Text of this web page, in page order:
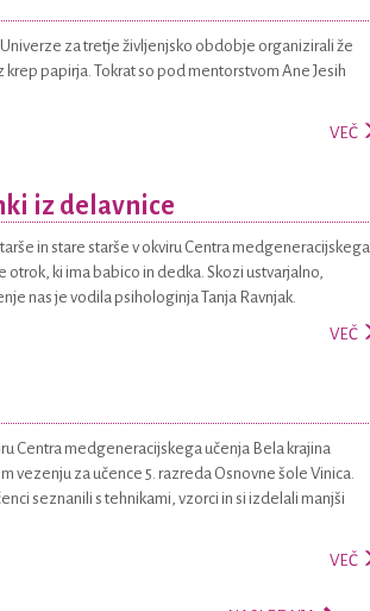
Univerze za tretje življenjsko obdobje organizirali že
papirja. Tokrat so pod mentorstvom Ane Jesih
VEČ
iz delavnice
in stare starše v okviru Centra medgeneracijskega
ki ima babico in dedka. Skozi ustvarjalno,
nas je vodila psihologinja Tanja Ravnjak.
VEČ
Centra medgeneracijskega učenja Bela krajina
vezenju za učence 5. razreda Osnovne šole Vinica.
seznanili s tehnikami, vzorci in si izdelali manjši
VEČ